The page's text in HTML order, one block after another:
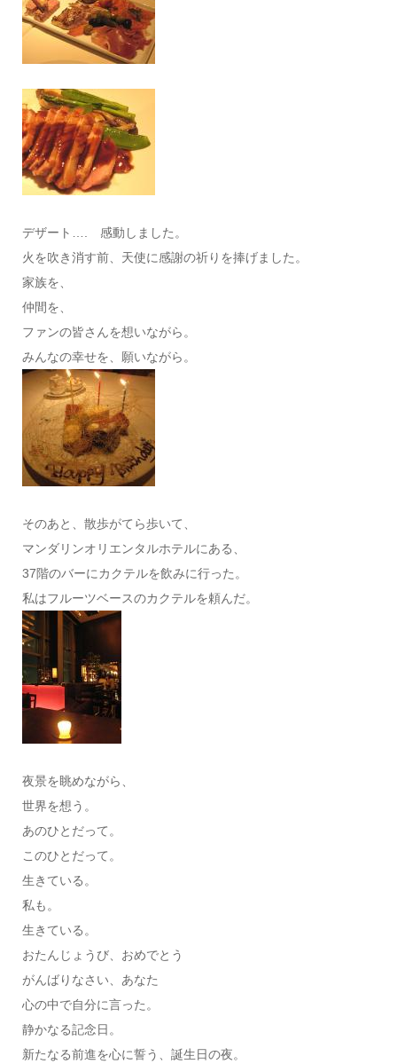
デザート…. 感動しました。
火を吹き消す前、天使に感謝の祈りを捧げました。
家族を、
仲間を、
ファンの皆さんを想いながら。
みんなの幸せを、願いながら。
そのあと、散歩がてら歩いて、
マンダリンオリエンタルホテルにある、
37階のバーにカクテルを飲みに行った。
私はフルーツベースのカクテルを頼んだ。
夜景を眺めながら、
世界を想う。
あのひとだって。
このひとだって。
生きている。
私も。
生きている。
おたんじょうび、おめでとう
がんばりなさい、あなた
心の中で自分に言った。
静かなる記念日。
新たなる前進を心に誓う、誕生日の夜。